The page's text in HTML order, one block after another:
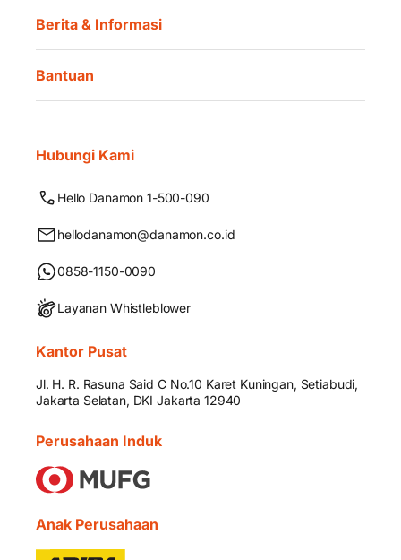
Berita & Informasi
Bantuan
Hubungi Kami
Hello Danamon 1-500-090
hellodanamon@danamon.co.id
0858-1150-0090
Layanan Whistleblower
Kantor Pusat
Jl. H. R. Rasuna Said C No.10 Karet Kuningan, Setiabudi,
Jakarta Selatan, DKI Jakarta 12940
Perusahaan Induk
Anak Perusahaan